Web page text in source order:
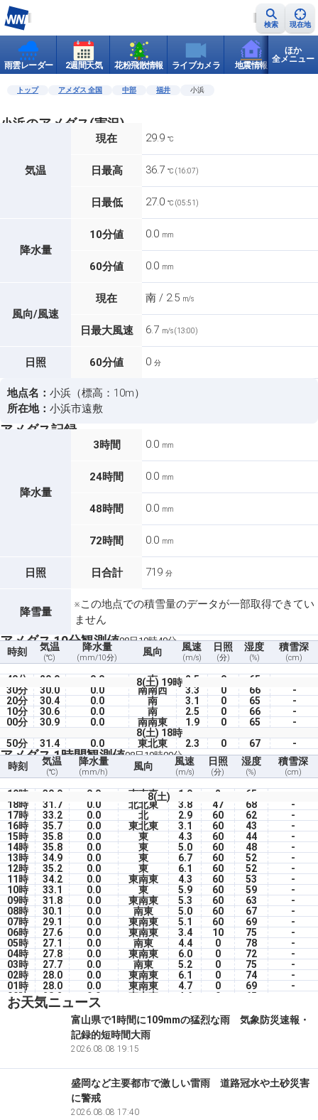
検索 現在地
雨雲レーダー 2週間天気 花粉飛散情報 ライブカメラ 地震情報 世界天
ほか
全メニュー
トップ アメダス 全国 中部 福井 小浜
小浜のアメダス(実況)
気温
現在 29.9 ℃
日最高 36.7 ℃ (16:07)
日最低 27.0 ℃ (05:51)
降水量
10分値 0.0 mm
60分値 0.0 mm
風向/風速
現在 南 / 2.5 m/s
日最大風速 6.7 m/s (13:00)
日照 60分値 0 分
地点名： 小浜（標高：10m）
所在地： 小浜市遠敷
アメダス記録
降水量
3時間 0.0 mm
24時間 0.0 mm
48時間 0.0 mm
72時間 0.0 mm
日照 日合計 719 分
降雪量
※この地点での積雪量のデータが一部取得できてい
ません
アメダス 10分観測値08日19時40分
時刻 気温
(℃)
降水量
(mm/10分)
風向 風速
(m/s)
日照
(分)
湿度
(%)
積雪深
(cm)
8(土) 19時
40分 29.9 0.0 南 2.5 0 65
30分
30.0 0.0 南南西 3.3 0 66
-
20分
30.4 0.0 南 3.1 0 65
-
10分
30.6 0.0 南 2.5 0 66
-
00分
30.9 0.0 南南東 1.9 0 65
-
8(土) 18時
50分
31.4 0.0 東北東 2.3 0 67 -
アメダス 1時間観測値08日19時00分
時刻 気温
(℃)
降水量
(mm/h)
風向 風速
(m/s)
日照
(分)
湿度
(%)
積雪深
(cm)
8(土)
19時 30.9 0.0 南南東 1.9 2 65
18時
31.7 0.0 北北東 3.8 47 68
-
17時
33.2 0.0 北 2.9 60 62
-
16時
35.7 0.0 東北東 3.1 60 43
-
15時
35.8 0.0 東 4.3 60 44
-
14時
35.8 0.0 東 5.0 60 48
-
13時
34.9 0.0 東 6.7 60 52
-
12時
35.2 0.0 東 6.1 60 52
-
11時
34.2 0.0 東南東 4.3 60 53
-
10時
33.1 0.0 東 5.9 60 59
-
09時
31.8 0.0 東南東 5.3 60 63
-
08時
30.1 0.0 南東 5.0 60 67
-
07時
29.1 0.0 東南東 5.1 60 69
-
06時
27.6 0.0 東南東 3.4 10 75
-
05時
27.1 0.0 南東 4.4 0 78
-
04時
27.8 0.0 東南東 6.0 0 72
-
03時
27.7 0.0 南東 5.2 0 75
-
02時
28.0 0.0 東南東 6.1 0 74
-
01時
28.0 0.0 東南東 4.7 0 69
-
00時
28.2 0.0 東南東 4.6 0 65
0.0 南東 3.0 0 63
-
0.0 南南東 2.5 0 64
-
0.0 東南東
0.0 東南東
お天気ニュース
富山県で1時間に109mmの猛烈な雨 気象防災速報・
記録的短時間大雨
2026.08.08 19:15
盛岡など主要都市で激しい雷雨 道路冠水や土砂災害
に警戒
2026.08.08 17:40